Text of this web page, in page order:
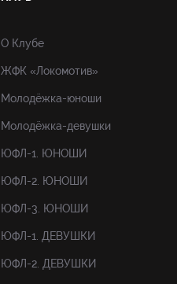
О Клубе
ЖФК «Локомотив»
Молодёжка-юноши
Молодёжка-девушки
ЮФЛ-1. ЮНОШИ
ЮФЛ-2. ЮНОШИ
ЮФЛ-3. ЮНОШИ
ЮФЛ-1. ДЕВУШКИ
ЮФЛ-2. ДЕВУШКИ